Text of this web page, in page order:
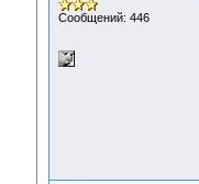
Сообщений: 446